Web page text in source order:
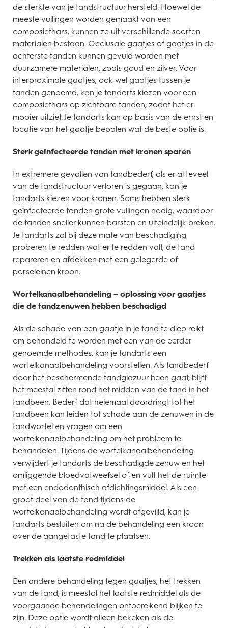
de sterkte van je tandstructuur hersteld. Hoewel de
meeste vullingen worden gemaakt van een
composiethars, kunnen ze uit verschillende soorten
materialen bestaan. Occlusale gaatjes of gaatjes in de
achterste tanden kunnen gevuld worden met
duurzamere materialen, zoals goud en zilver. Voor
interproximale gaatjes, ook wel gaatjes tussen je
tanden genoemd, kan je tandarts kiezen voor een
composiethars op zichtbare tanden, zodat het er
mooier uitziet. Je tandarts kan op basis van de ernst en
locatie van het gaatje bepalen wat de beste optie is.
Sterk geïnfecteerde tanden met kronen sparen
In extremere gevallen van tandbederf, als er al teveel
van de tandstructuur verloren is gegaan, kan je
tandarts kiezen voor kronen. Soms hebben sterk
geïnfecteerde tanden grote vullingen nodig, waardoor
de tanden sneller kunnen barsten en uiteindelijk breken.
Je tandarts zal bij deze mate van beschadiging
proberen te redden wat er te redden valt, de tand
repareren en afdekken met een gelegerde of
porseleinen kroon.
Wortelkanaalbehandeling – oplossing voor gaatjes
die de tandzenuwen hebben beschadigd
Als de schade van een gaatje in je tand te diep reikt
om behandeld te worden met een van de eerder
genoemde methodes, kan je tandarts een
wortelkanaalbehandeling voorstellen. Als tandbederf
door het beschermende tandglazuur heen gaat, blijft
het meestal zitten rond het midden van de tand in het
tandbeen. Bederf dat helemaal doordringt tot het
tandbeen kan leiden tot schade aan de zenuwen in de
tandwortel en vragen om een
wortelkanaalbehandeling om het probleem te
behandelen. Tijdens de wortelkanaalbehandeling
verwijdert je tandarts de beschadigde zenuw en het
omliggende bloedvatweefsel of en vult het de ruimte
met een endodonthisch afdichtingsmiddel. Als een
groot deel van de tand tijdens de
wortelkanaalbehandeling wordt afgevijld, kan je
tandarts besluiten om na de behandeling een kroon
over de aangetaste tand te plaatsen.
Trekken als laatste redmiddel
Een andere behandeling tegen gaatjes, het trekken
van de tand, is meestal het laatste redmiddel als de
voorgaande behandelingen ontoereikend blijken te
zijn. Deze optie wordt alleen bekeken als de